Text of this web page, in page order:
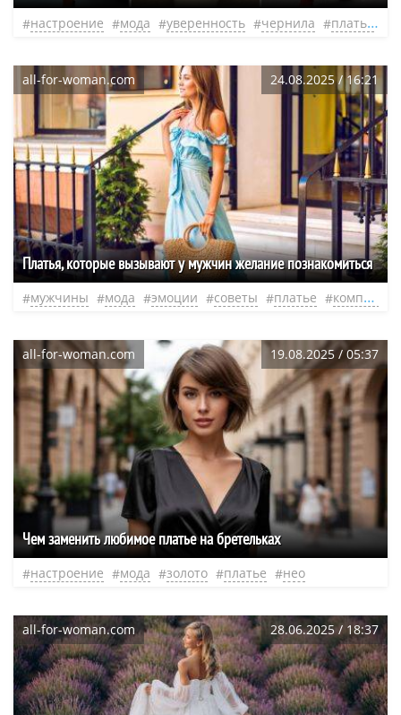
настроение мода уверенность чернила платье
all-for-woman.com 24.08.2025 / 16:21
Платья, которые вызывают у мужчин желание познакомиться
мужчины мода эмоции советы платье комплименты
all-for-woman.com 19.08.2025 / 05:37
Чем заменить любимое платье на бретельках
настроение мода золото платье нео
all-for-woman.com 28.06.2025 / 18:37